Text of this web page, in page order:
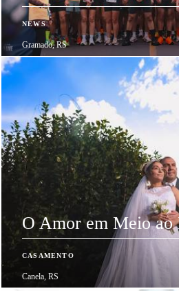
NEWS
Gramado, RS
O Amor em Meio ao
CASAMENTO
Canela, RS